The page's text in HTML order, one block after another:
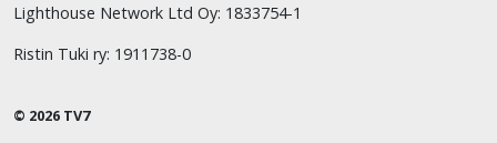
Lighthouse Network Ltd Oy: 1833754-1
Ristin Tuki ry: 1911738-0
© 2026 TV7